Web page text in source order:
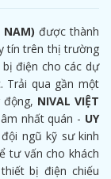
NAM) được thành
tín trên thị trường
điện cho các dự
Trải qua gần một
NIVAL VIỆT
nhất quán - UY
ngũ kỹ sư kinh
tư vấn cho khách
bị điện chiếu